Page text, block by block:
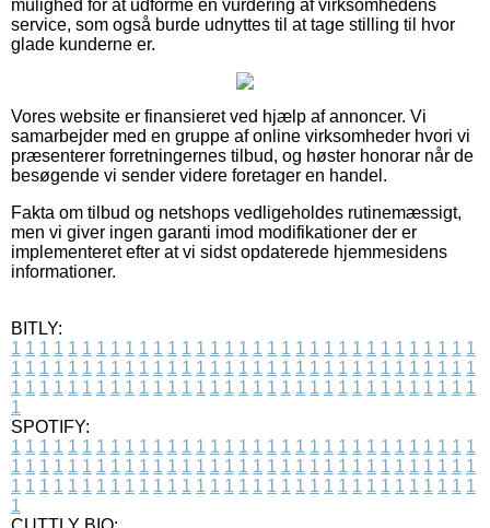
mulighed for at udforme en vurdering af virksomhedens
service, som også burde udnyttes til at tage stilling til hvor
glade kunderne er.
Vores website er finansieret ved hjælp af annoncer. Vi
samarbejder med en gruppe af online virksomheder hvori vi
præsenterer forretningernes tilbud, og høster honorar når de
besøgende vi sender videre foretager en handel.
Fakta om tilbud og netshops vedligeholdes rutinemæssigt,
men vi giver ingen garanti imod modifikationer der er
implementeret efter at vi sidst opdaterede hjemmesidens
informationer.
BITLY:
1 1 1 1 1 1 1 1 1 1 1 1 1 1 1 1 1 1 1 1 1 1 1 1 1 1 1 1 1 1 1 1 1
1 1 1 1 1 1 1 1 1 1 1 1 1 1 1 1 1 1 1 1 1 1 1 1 1 1 1 1 1 1 1 1 1
1 1 1 1 1 1 1 1 1 1 1 1 1 1 1 1 1 1 1 1 1 1 1 1 1 1 1 1 1 1 1 1 1
1
SPOTIFY:
1 1 1 1 1 1 1 1 1 1 1 1 1 1 1 1 1 1 1 1 1 1 1 1 1 1 1 1 1 1 1 1 1
1 1 1 1 1 1 1 1 1 1 1 1 1 1 1 1 1 1 1 1 1 1 1 1 1 1 1 1 1 1 1 1 1
1 1 1 1 1 1 1 1 1 1 1 1 1 1 1 1 1 1 1 1 1 1 1 1 1 1 1 1 1 1 1 1 1
1